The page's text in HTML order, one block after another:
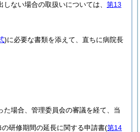
ない場合の取扱いについては、 第13
)に必要な書類を添えて、直ちに病院長
場合、管理委員会の審議を経て、当
研修期間の延長に関する申請書(第14